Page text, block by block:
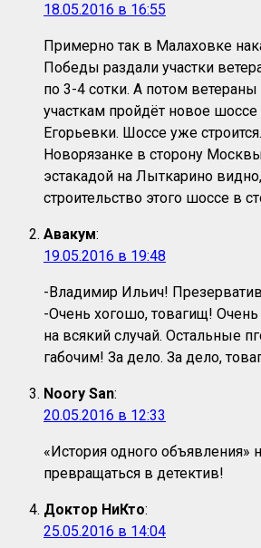
18.05.2016 в 16:55
Примерно так в Малаховке
Победы раздали участки
по 3-4 сотки. А потом ветераны
участкам пройдёт новое шоссе
Егорьевки. Шоссе уже
Новорязанке в сторону
эстакадой на Лыткарино
строительство этого шоссе в
Авакум:
19.05.2016 в 19:48
-Владимир Ильич!
-Очень хогошо, товагищ!
на всякий случай. Остальные
габочим! За дело. За дело,
Noory San:
20.05.2016 в 12:33
«История одного объявления»
превращаться в детектив!
Доктор НиКто:
25.05.2016 в 14:04